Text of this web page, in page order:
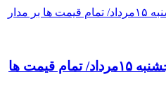
قیمت طلا و سکه امروز پنجشنبه ۱۵مرداد/ تمام قیمت ها